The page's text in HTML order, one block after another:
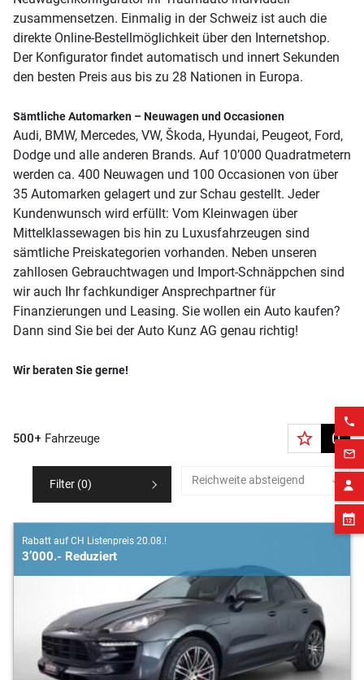
phone
mail_outline
zusammensetzen. Einmalig in der Schweiz ist auch die
direkte Online-Bestellmöglichkeit über den Internetshop.
Der Konfigurator findet automatisch und innert Sekunden
den besten Preis aus bis zu 28 Nationen in Europa.
Sämtliche Automarken – Neuwagen und Occasionen
Audi, BMW, Mercedes, VW, Škoda, Hyundai, Peugeot, Ford,
Dodge und alle anderen Brands. Auf 10’000 Quadratmetern
werden ca. 400 Neuwagen und 100 Occasionen von über
35 Automarken gelagert und zur Schau gestellt. Jeder
Kundenwunsch wird erfüllt: Vom Kleinwagen über
Mittelklassewagen bis hin zu Luxusfahrzeugen sind
sämtliche Preiskategorien vorhanden. Neben unseren
zahllosen Gebrauchtwagen und Import-Schnäppchen sind
wir auch Ihr fachkundiger Ansprechpartner für
Finanzierungen und Leasing. Sie wollen ein Auto kaufen?
Dann sind Sie bei der Auto Kunz AG genau richtig!
Wir beraten Sie gerne!
500+ Fahrzeuge star_border 0
Filter (0) Reichweite absteigend
Rabatt auf CH Listenpreis 20.08.!
3’000.- Reduziert